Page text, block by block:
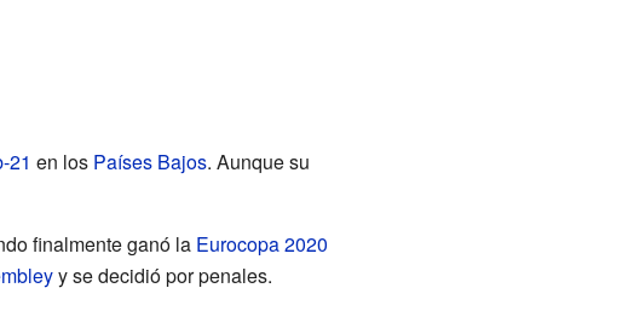
21 en los Países Bajos. Aunque su
finalmente ganó la Eurocopa 2020
y se decidió por penales.